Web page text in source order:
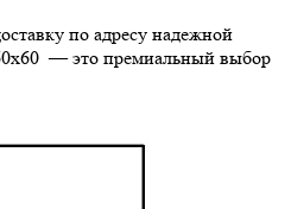
по адресу надежной
— это премиальный выбор